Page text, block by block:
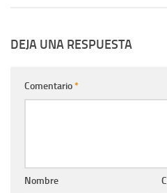
DEJA UNA RESPUESTA
Comentario*
Nombre